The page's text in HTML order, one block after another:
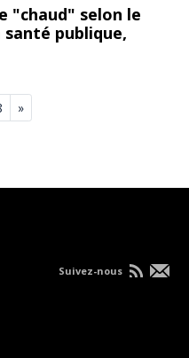
"chaud" selon le
publique,
»
Suivez-nous